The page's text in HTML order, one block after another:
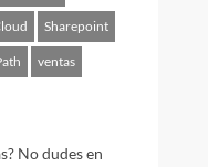
Sharepoint
ventas
No dudes en